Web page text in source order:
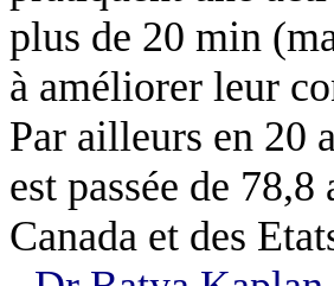
plus de 20 min
à améliorer leur
Par ailleurs en 20
est passée de
Canada et des